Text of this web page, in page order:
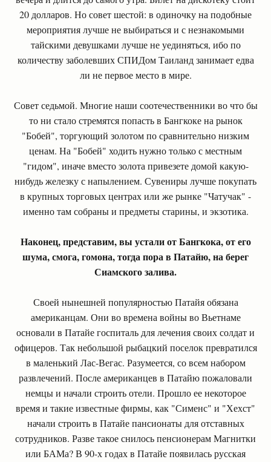
20 долларов. Но совет шестой: в одиночку на подобные
мероприятия лучше не выбираться и с незнакомыми
тайскими девушками лучше не уединяться, ибо по
количеству заболевших СПИДом Таиланд занимает едва
ли не первое место в мире.
Совет седьмой. Многие наши соотечественники во что бы
то ни стало стремятся попасть в Бангкоке на рынок
"Бобей", торгующий золотом по сравнительно низким
ценам. На "Бобей" ходить нужно только с местным
"гидом", иначе вместо золота привезете домой какую-
нибудь железку с напылением. Сувениры лучше покупать
в крупных торговых центрах или же рынке "Чатучак" -
именно там собраны и предметы старины, и экзотика.
Наконец, представим, вы устали от Бангкока, от его
шума, смога, гомона, тогда пора в Патайю, на берег
Сиамского залива.
Своей нынешней популярностью Патайя обязана
американцам. Они во времена войны во Вьетнаме
основали в Патайе госпиталь для лечения своих солдат и
офицеров. Так небольшой рыбацкий поселок превратился
в маленький Лас-Вегас. Разумеется, со всем набором
развлечений. После американцев в Патайю пожаловали
немцы и начали строить отели. Прошло ее некоторое
время и такие известные фирмы, как "Сименс" и "Хехст"
начали строить в Патайе пансионаты для отставных
сотрудников. Разве такое снилось пенсионерам Магнитки
или БАМа? В 90-х годах в Патайе появилась русская